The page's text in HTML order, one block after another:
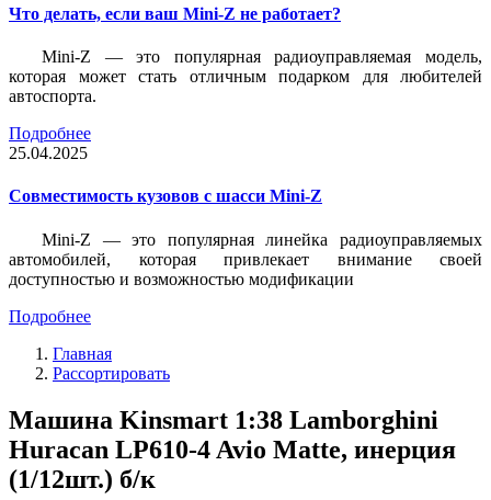
Что делать, если ваш Mini-Z не работает?
Mini-Z — это популярная радиоуправляемая модель,
которая может стать отличным подарком для любителей
автоспорта.
Подробнее
25.04.2025
Совместимость кузовов с шасси Mini-Z
Mini-Z — это популярная линейка радиоуправляемых
автомобилей, которая привлекает внимание своей
доступностью и возможностью модификации
Подробнее
Главная
Рассортировать
Машина Kinsmart 1:38 Lamborghini
Huracan LP610-4 Avio Matte, инерция
(1/12шт.) б/к